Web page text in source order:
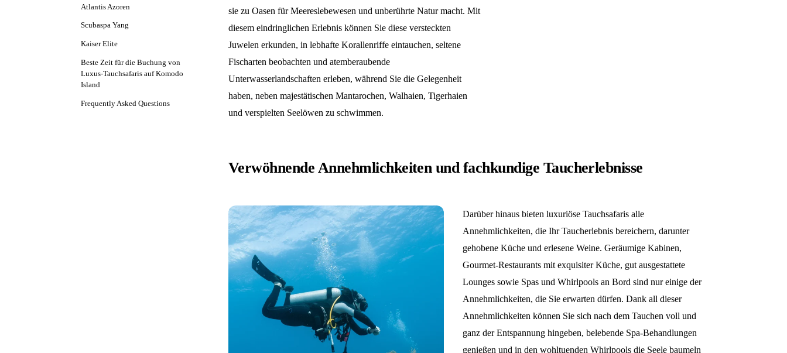
Atlantis Azoren
Scubaspa Yang
Kaiser Elite
Beste Zeit für die Buchung von
Luxus-Tauchsafaris auf Komodo
Island
Frequently Asked Questions
sie zu Oasen für Meereslebewesen und unberührte Natur macht. Mit
diesem eindringlichen Erlebnis können Sie diese versteckten
Juwelen erkunden, in lebhafte Korallenriffe eintauchen, seltene
Fischarten beobachten und atemberaubende
Unterwasserlandschaften erleben, während Sie die Gelegenheit
haben, neben majestätischen Mantarochen, Walhaien, Tigerhaien
und verspielten Seelöwen zu schwimmen.
Verwöhnende Annehmlichkeiten und fachkundige Taucherlebnisse
Darüber hinaus bieten luxuriöse Tauchsafaris alle
Annehmlichkeiten, die Ihr Taucherlebnis bereichern, darunter
gehobene Küche und erlesene Weine. Geräumige Kabinen,
Gourmet-Restaurants mit exquisiter Küche, gut ausgestattete
Lounges sowie Spas und Whirlpools an Bord sind nur einige der
Annehmlichkeiten, die Sie erwarten dürfen. Dank all dieser
Annehmlichkeiten können Sie sich nach dem Tauchen voll und
ganz der Entspannung hingeben, belebende Spa-Behandlungen
genießen und in den wohltuenden Whirlpools die Seele baumeln